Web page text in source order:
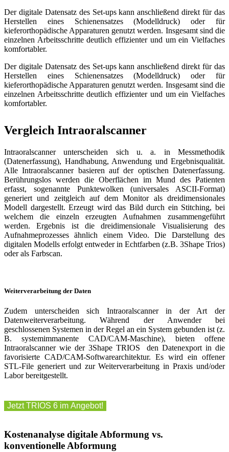
Der digitale Datensatz des Set-ups kann anschließend direkt für das
Herstellen eines Schienensatzes (Modelldruck) oder für
kieferorthopädische Apparaturen genutzt werden. Insgesamt sind die
einzelnen Arbeitsschritte deutlich effizienter und um ein Vielfaches
komfortabler.
Der digitale Datensatz des Set-ups kann anschließend direkt für das
Herstellen eines Schienensatzes (Modelldruck) oder für
kieferorthopädische Apparaturen genutzt werden. Insgesamt sind die
einzelnen Arbeitsschritte deutlich effizienter und um ein Vielfaches
komfortabler.
Vergleich Intraoralscanner
Intraoralscanner unterscheiden sich u. a. in Messmethodik
(Datenerfassung), Handhabung, Anwendung und Ergebnisqualität.
Alle Intraoralscanner basieren auf der optischen Datenerfassung.
Berührungslos werden die Oberflächen im Mund des Patienten
erfasst, sogenannte Punktewolken (universales ASCII-Format)
generiert und zeitgleich auf dem Monitor als dreidimensionales
Modell dargestellt. Erzeugt wird das Bild durch ein Stitching, bei
welchem die einzeln erzeugten Aufnahmen zusammengeführt
werden. Ergebnis ist die dreidimensionale Visualisierung des
Aufnahmeprozesses ähnlich einem Video. Die Darstellung des
digitalen Modells erfolgt entweder in Echtfarben (z.B. 3Shape Trios)
oder als Farbscan.
Weiterverarbeitung der Daten
Zudem unterscheiden sich Intraoralscanner in der Art der
Datenweiterverarbeitung. Während der Anwender bei
geschlossenen Systemen in der Regel an ein System gebunden ist (z.
B. systemimmanente CAD/CAM-Maschine), bieten offene
Intraoralscanner wie der 3Shape TRIOS den Datenexport in die
favorisierte CAD/CAM-Softwarearchitektur. Es wird ein offener
STL-File generiert und zur Weiterverarbeitung in Praxis und/oder
Labor bereitgestellt.
Jetzt TRIOS 6 im Angebot!
Kostenanalyse digitale Abformung vs.
konventionelle Abformung